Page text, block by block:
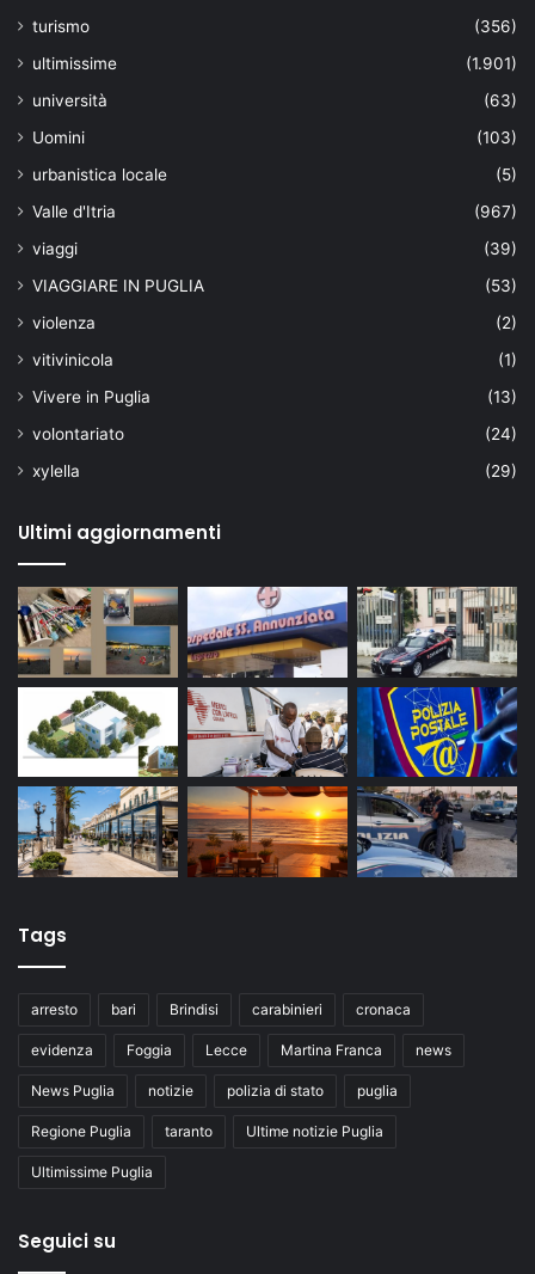
turismo
(356)
ultimissime
(1.901)
università
(63)
Uomini
(103)
urbanistica locale
(5)
Valle d'Itria
(967)
viaggi
(39)
VIAGGIARE IN PUGLIA
(53)
violenza
(2)
vitivinicola
(1)
Vivere in Puglia
(13)
volontariato
(24)
xylella
(29)
Ultimi aggiornamenti
Tags
arresto bari Brindisi carabinieri cronaca
evidenza Foggia Lecce Martina Franca news
News Puglia notizie polizia di stato puglia
Regione Puglia taranto Ultime notizie Puglia
Ultimissime Puglia
Seguici su